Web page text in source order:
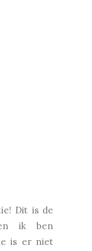
Dit is de
ik ben
is er niet